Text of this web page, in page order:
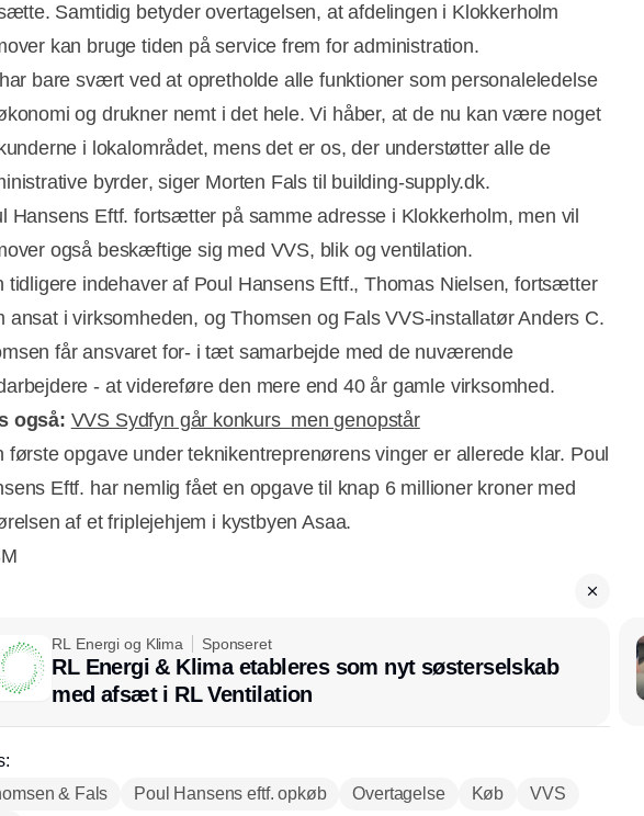
Samtidig betyder overtagelsen, at afdelingen i Klokkerholm
kan bruge tiden på service frem for administration.
har bare svært ved at opretholde alle funktioner som personaleledelse
og drukner nemt i det hele. Vi håber, at de nu kan være noget
i lokalområdet, mens det er os, der understøtter alle de
byrder, siger Morten Fals til building-supply.dk.
Hansens Eftf. fortsætter på samme adresse i Klokkerholm, men vil
også beskæftige sig med VVS, blik og ventilation.
tidligere indehaver af Poul Hansens Eftf., Thomas Nielsen, fortsætter
ansat i virksomheden, og Thomsen og Fals VVS-installatør Anders C.
får ansvaret for- i tæt samarbejde med de nuværende
- at videreføre den mere end 40 år gamle virksomhed.
også: VVS Sydfyn går konkurs  men genopstår
første opgave under teknikentreprenørens vinger er allerede klar. Poul
Eftf. har nemlig fået en opgave til knap 6 millioner kroner med
af et friplejehjem i kystbyen Asaa.
RL Energi og Klima Sponseret
RL Energi & Klima etableres som nyt søsterselskab
med afsæt i RL Ventilation
& Fals
Poul Hansens eftf. opkøb Overtagelse Køb
VVS